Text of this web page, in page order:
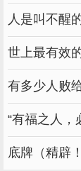
人是叫不醒
世上最有效
有多少人败
“有福之人，
底牌（精辟！